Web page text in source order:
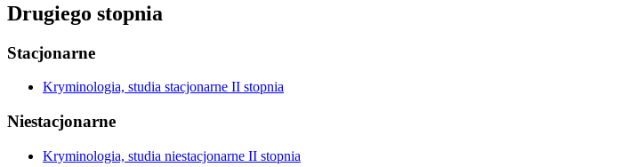
Drugiego stopnia
Stacjonarne
Kryminologia, studia stacjonarne II stopnia
Niestacjonarne
Kryminologia, studia niestacjonarne II stopnia